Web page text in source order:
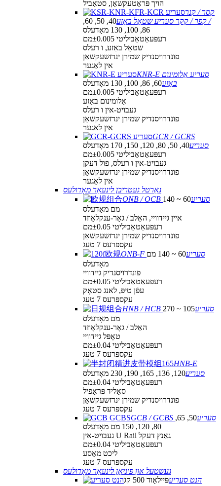
הויך פּראַטעקשאַן, סטאַביל
קסר / קנר
/ קפר / קקר סעריע שטאָל באַזע
40, 50, 60,
86, 100, 130 מאָדעלס
רעפּעאַטאַביליטי ±0.005מם
שטאָל באַזע, ו רעלס
פונדרויסנדיק שמירן ינדזשעקשאַן
אין לאַגער
KNR-E סעריע אַלומינום
באַזע60, 86, 100, 130 מאָדעלס
רעפּעאַטאַביליטי ±0.005מם
אַלומינום באַזע
געבויט-אין ו רעלס
פונדרויסנדיק שמירן ינדזשעקשאַן
אין לאַגער
GCR / GCRS
סעריע40, 50, 80, 120, 150, 170 מאָדעלס
רעפּעאַטאַביליטי ±0.005מם
געבויט-אין ו רעלס, פול דעקן
פונדרויסנדיק שמירן ינדזשעקשאַן
אין לאַגער
גאַרטל געטריבן לינעאַר מאָדולעס
ONB / OCB סעריע
60 ~ 140
מם מאָדעלס
איין גיידוויי, האַלב / גאָר-ענקלאָוזד
רעפּעאַטאַביליטי ±0.05מם
פונדרויסנדיק שמירן ינדזשעקשאַן
עקספּרעס 7 טעג
ONB-F סעריע
60 ~ 140 מם
מאָדעלס
פונדרויסנדיק גיידוויי
רעפּעאַטאַביליטי ±0.05מם
עפֿן טיפּ, לאנג סטאָק
עקספּרעס 7 טעג
HNB / HCB סעריע
105 ~ 270
מם מאָדעלס
האַלב / גאָר-ענקלאָוזד
טאָפּל גיידוויי
רעפּעאַטאַביליטי ±0.04מם
עקספּרעס 7 טעג
HNB-E
סעריע120, 136, 165, 190, 230 מאָדעלס
רעפּעאַטאַביליטי ±0.04מם
סאָליד פּראָפיל
פונדרויסנדיק שמירן ינדזשעקשאַן
עקספּרעס 7 טעג
GCB / GCBS סעריע
50, 65,
80, 120, 150 מם מאָדעלס
געבויט-אין U Rail גאַנץ דעקל
רעפּעאַטאַביליטי ±0.04מם
ליכט מאַסע
עקספּרעס 7 טעג
געשטעל און פּיניאָן לינעאַר מאָדולעס
הנט סעריע
פּיילאָוד 500 קג